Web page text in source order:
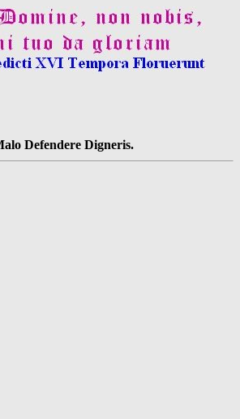
Defendere Digneris.